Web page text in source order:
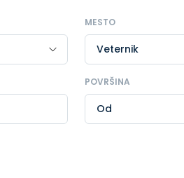
MESTO
POVRŠINA